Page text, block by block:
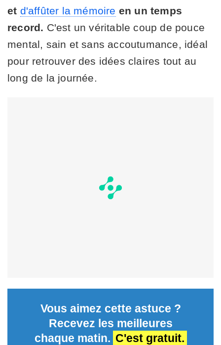
et d'affûter la mémoire en un temps
record. C'est un véritable coup de pouce
mental, sain et sans accoutumance, idéal
pour retrouver des idées claires tout au
long de la journée.
Vous aimez cette astuce ?
Recevez les meilleures
chaque matin. C'est gratuit.